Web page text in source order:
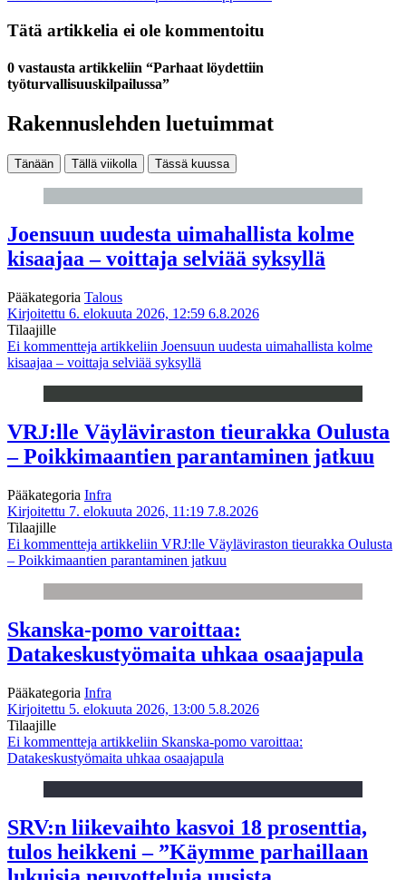
Tätä artikkelia ei ole kommentoitu
0 vastausta artikkeliin “Parhaat löydettiin
työturvallisuuskilpailussa”
Rakennuslehden luetuimmat
Tänään Tällä viikolla Tässä kuussa
Joensuun uudesta uimahallista kolme
kisaajaa – voittaja selviää syksyllä
Pääkategoria Talous
Kirjoitettu 6. elokuuta 2026, 12:59 6.8.2026
Tilaajille
Ei kommentteja artikkeliin Joensuun uudesta uimahallista kolme
kisaajaa – voittaja selviää syksyllä
VRJ:lle Väyläviraston tieurakka Oulusta
– Poikkimaantien parantaminen jatkuu
Pääkategoria Infra
Kirjoitettu 7. elokuuta 2026, 11:19 7.8.2026
Tilaajille
Ei kommentteja artikkeliin VRJ:lle Väyläviraston tieurakka Oulusta
– Poikkimaantien parantaminen jatkuu
Skanska-pomo varoittaa:
Datakeskustyömaita uhkaa osaajapula
Pääkategoria Infra
Kirjoitettu 5. elokuuta 2026, 13:00 5.8.2026
Tilaajille
Ei kommentteja artikkeliin Skanska-pomo varoittaa:
Datakeskustyömaita uhkaa osaajapula
SRV:n liikevaihto kasvoi 18 prosenttia,
tulos heikkeni – ”Käymme parhaillaan